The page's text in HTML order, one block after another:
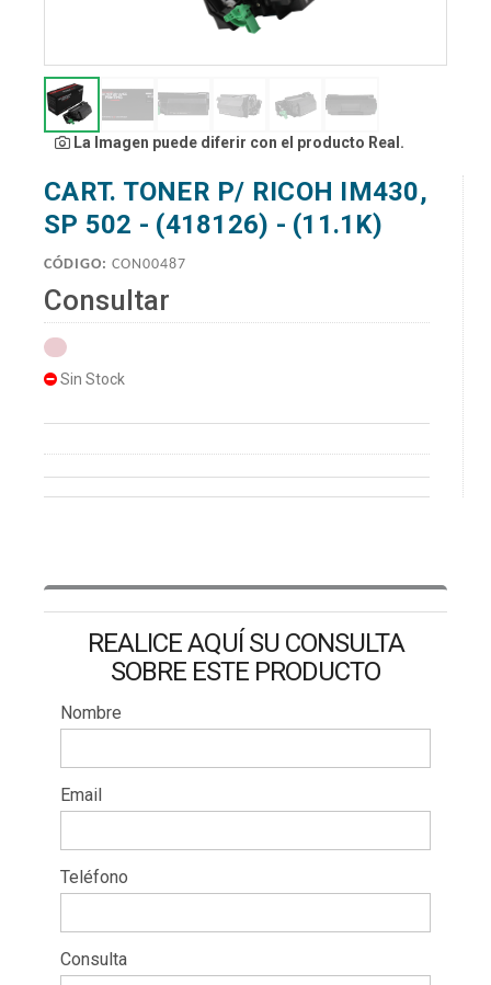
La Imagen puede diferir con el producto Real.
CART. TONER P/ RICOH IM430,
SP 502 - (418126) - (11.1K)
CÓDIGO: CON00487
Consultar
Sin Stock
REALICE AQUÍ SU CONSULTA
SOBRE ESTE PRODUCTO
Nombre
Email
Teléfono
Consulta